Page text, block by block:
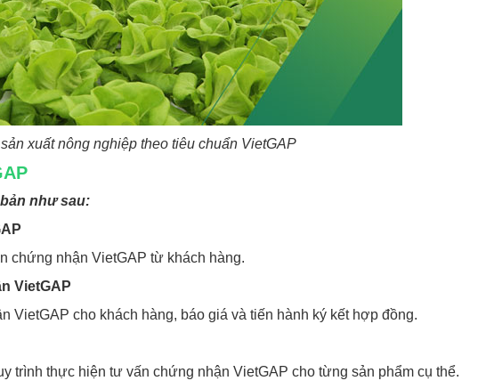
xuất nông nghiệp theo tiêu chuẩn VietGAP
như sau:
chứng nhận VietGAP từ khách hàng.
VietGAP
VietGAP cho khách hàng, báo giá và tiến hành ký kết hợp đồng.
trình thực hiện tư vấn chứng nhận VietGAP cho từng sản phẩm cụ thể.